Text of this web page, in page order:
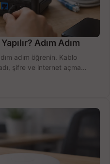
Adım Adım
adım öğrenin. Kablo
şifre ve internet açma